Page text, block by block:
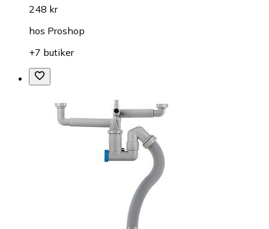
248 kr
hos Proshop
+7 butiker